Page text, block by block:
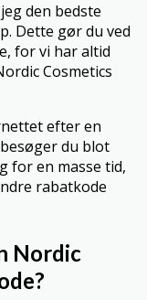
den bedste
Dette gør du ved
for vi har altid
Cosmetics
efter en
du blot
for en masse tid,
rabatkode
Nordic